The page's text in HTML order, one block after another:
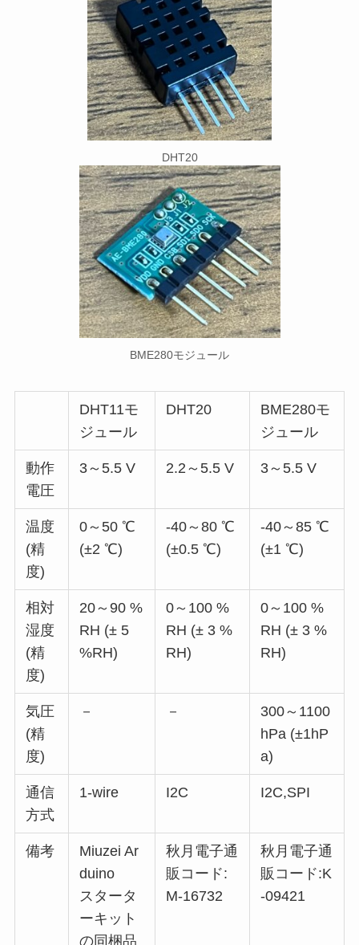
DHT20
BME280モジュール
DHT11モ
ジュール
DHT20
BME280モ
ジュール
動作
電圧
3～5.5 V 2.2～5.5 V 3～5.5 V
温度
(精
度)
0～50 ℃
(±2 ℃)
-40～80 ℃
(±0.5 ℃)
-40～85 ℃
(±1 ℃)
相対
湿度
(精
度)
20～90 %
RH (± 5
%RH)
0～100 %
RH (± 3 %
RH)
0～100 %
RH (± 3 %
RH)
気圧
(精
度)
－ －
300～1100
hPa (±1hP
a)
通信
方式
1-wire I2C I2C,SPI
備考
Miuzei Ar
duino
スタータ
ーキット
の同梱品
秋月電子通
販コード:
M-16732
秋月電子通
販コード:K
-09421